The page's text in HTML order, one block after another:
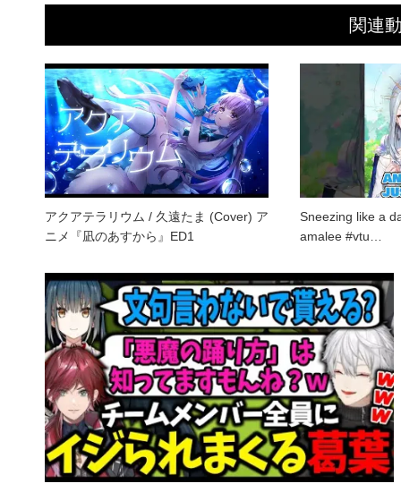
関連
アクアテラリウム / 久遠たま (Cover) ア
ニメ『凪のあすから』ED1
Sneezing like a
amalee #vtu…